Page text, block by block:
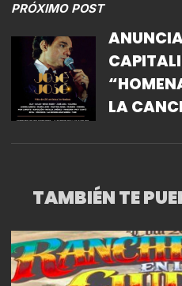
PRÓXIMO POST
LA
TAMBIÉN TE